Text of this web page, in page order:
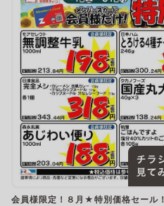
会員様限定！８月★特別価格セール！